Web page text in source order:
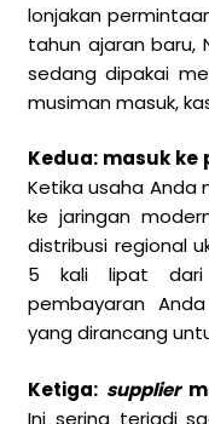
lonjakan
tahun ajaran baru,
sedang dipakai
musiman masuk,
Kedua: masuk
Ketika usaha Anda
ke jaringan
distribusi regional
5 kali lipat dari
pembayaran
yang dirancang
Ketiga: supplier
Ini sering terjadi